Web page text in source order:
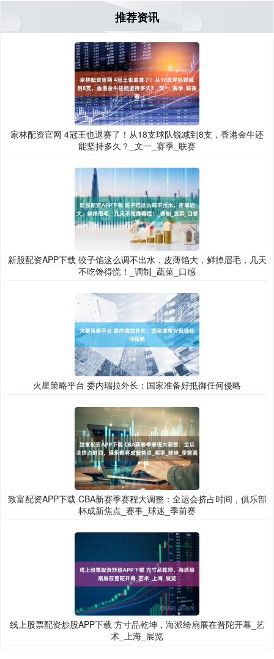
推荐资讯
家林配资官网 4冠王也退赛了！从18支球队锐减到8支，香港金牛还
能坚持多久？_文一_赛季_联赛
新股配资APP下载 饺子馅这么调不出水，皮薄馅大，鲜掉眉毛，几天
不吃馋得慌！_调制_蔬菜_口感
火星策略平台 委内瑞拉外长：国家准备好抵御任何侵略
致富配资APP下载 CBA新赛季赛程大调整：全运会挤占时间，俱乐部
杯成新焦点_赛事_球迷_季前赛
线上股票配资炒股APP下载 方寸品乾坤，海派绘扇展在普陀开幕_艺
术_上海_展览